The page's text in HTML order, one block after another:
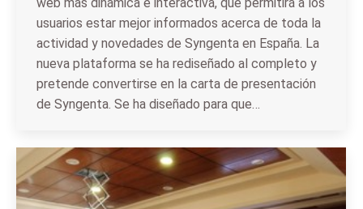
usuarios estar mejor informados acerca de toda la
actividad y novedades de Syngenta en España. La
nueva plataforma se ha rediseñado al completo y
pretende convertirse en la carta de presentación
de Syngenta. Se ha diseñado para que…